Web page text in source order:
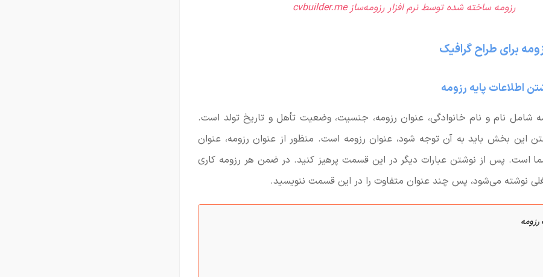
رزومه ساخته شده توسط نرم افزار رزومه‌ساز cvbuilder.me
برای طراح گرافیک
اطلاعات پایه رزومه
شامل نام و نام خانوادگی، عنوان رزومه، جنسیت، وضعیت تأهل و تاریخ تولد است.
این بخش باید به آن توجه شود، عنوان رزومه است. منظور از عنوان رزومه، عنوان
است. پس از نوشتن عبارات دیگر در این قسمت پرهیز کنید. در ضمن هر رزومه کاری
نوشته می‌شود، پس چند عنوان متفاوت را در این قسمت ننویسید.
رزومه